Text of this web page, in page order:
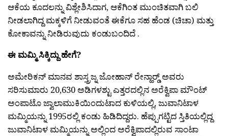
ಆಕೆಯ ಕೂದಲನ್ನು ವಿಶ್ಲೇಶಿಸಿದಾಗ, ಆಕೆಗಿಂತ ಮುಂಚಿತವಾಗಿ ಬಲಿ
ನೀಡಲಾಗಿದ್ದ ಮಕ್ಕಳಿಗೆ ನೀಡುವಂತೆ ಈಕೆಗೂ ಸಹ ಹೆಂಡ (ಚಿಚಾ) ಮತ್ತು
ಕೋಕಾವನ್ನು ನೀಡಿರುವುದು ಕಂಡುಬಂದಿದೆ .
ಈ ಮಮ್ಮಿ ಸಿಕ್ಕಿದ್ದು ಹೇಗೆ?
ಅಮೇರಿಕನ್ ಮಾನವ ಶಾಸ್ತ್ರಜ್ನ ಜೋಹಾನ್ ರೇನ್ಹಾರ‍್ಡ್ ಅವರು
ಸರಿಸುಮಾರು 20,630 ಅಡಿಗಳಶ್ಟು ಎತ್ತರದಲ್ಲಿನ ಅರೆಕ್ವಿಪಾ ಮೌಂಟ್
ಅಂಪಾಟೊ ಜ್ವಾಲಾಮುಕಿಯಿಂದುಟಾದ ಕುಳಿಯಲ್ಲಿ, ಜುವಾನಿಟಾಳ
ಮಮ್ಮಿಯನ್ನು 1995ರಲ್ಲಿ ಕಂಡು ಹಿಡಿದಿದ್ದರು. ಹೆಪ್ಪುಗಟ್ಟಿದ ಸ್ತಿತಿಯಲ್ಲಿದ್ದ
ಜುವಾನಿಟಾಳ ಮಮ್ಮಿಯನ್ನು ಅಲ್ಲಿಂದ ಅರೆಕ್ವಿಪಾದಲ್ಲಿರುವ ಸಾಂಟಾ